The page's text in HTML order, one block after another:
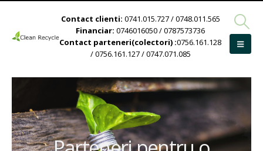
Contact clienti: 0741.015.727 / 0748.011.565
Financiar: 0746016050 / 0787573736
Contact parteneri(colectori) :0756.161.128
/ 0756.161.127 / 0747.071.085